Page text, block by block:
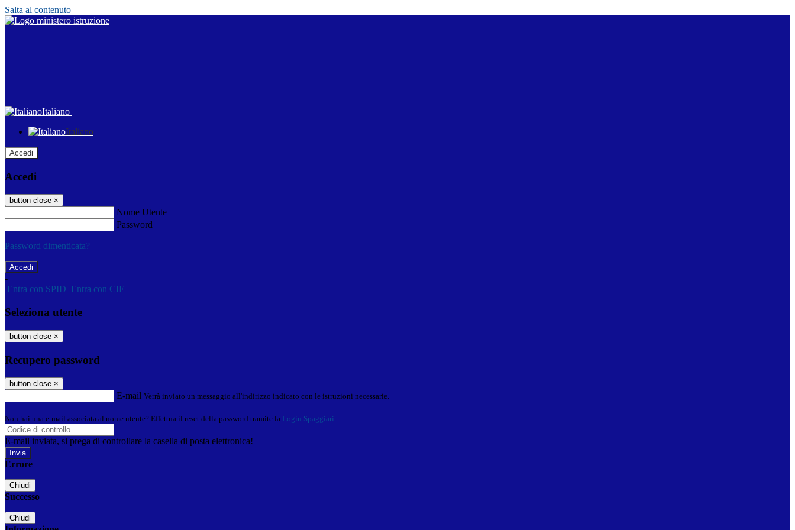
Salta al contenuto
Italiano
Italiano
Accedi
Accedi
button close ×
Nome Utente
Password
Password dimenticata?
-
Entra con SPID Entra con CIE
Seleziona utente
button close ×
Recupero password
button close ×
E-mail Verrà inviato un messaggio all'indirizzo indicato con le istruzioni necessarie.
Non hai una e-mail associata al nome utente? Effettua il reset della password tramite la Login Spaggiari
E-mail inviata, si prega di controllare la casella di posta elettronica!
Errore
Chiudi
Successo
Chiudi